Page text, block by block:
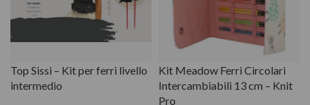
Top Sissi – Kit per ferri livello
intermedio
Kit Meadow Ferri Circolari
Intercambiabili 13 cm – Knit
Pro